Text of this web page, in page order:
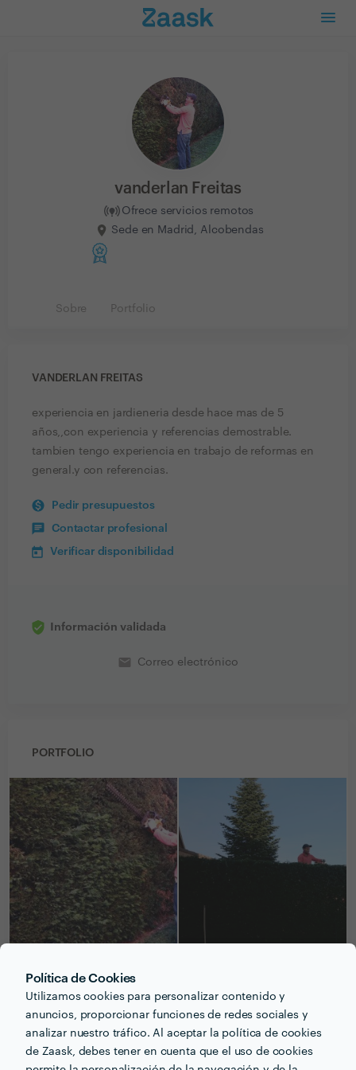
Política de Cookies
Utilizamos cookies para personalizar contenido y
anuncios, proporcionar funciones de redes sociales y
analizar nuestro tráfico. Al aceptar la política de cookies
de Zaask, debes tener en cuenta que el uso de cookies
vanderlan Freitas
Ofrece servicios remotos
Sede en Madrid, Alcobendas
Sobre Portfolio
VANDERLAN FREITAS
experiencia en jardieneria desde hace mas de 5
años,,con experiencia y referencias demostrable.
tambien tengo experiencia en trabajo de reformas en
general.y con referencias.
Pedir presupuestos
Contactar profesional
Verificar disponibilidad
Información validada
email Correo electrónico
PORTFOLIO
Recibe varias propuestas de profesionales como
vanderlan Freitasen pocas horas.